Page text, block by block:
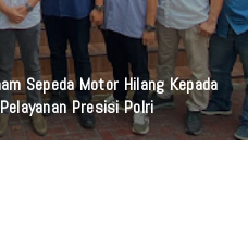
Sepeda Motor Hilang Kepada
Presisi Polri